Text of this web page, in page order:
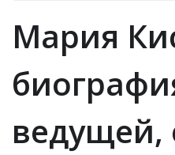
Мария
ведущей,